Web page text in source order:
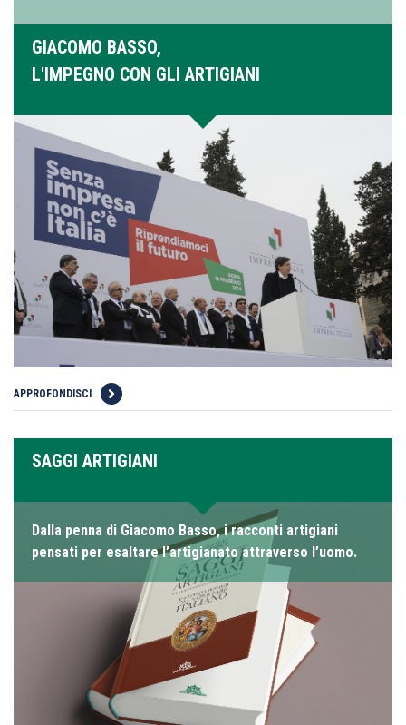
GIACOMO BASSO,
L'IMPEGNO CON GLI ARTIGIANI
APPROFONDISCI
SAGGI ARTIGIANI
Dalla penna di Giacomo Basso, i racconti artigiani
pensati per esaltare l’artigianato attraverso l’uomo.